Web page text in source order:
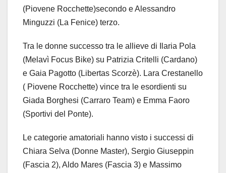
(Piovene Rocchette)secondo e Alessandro
Minguzzi (La Fenice) terzo.
Tra le donne successo tra le allieve di Ilaria Pola
(Melavì Focus Bike) su Patrizia Critelli (Cardano)
e Gaia Pagotto (Libertas Scorzè). Lara Crestanello
( Piovene Rocchette) vince tra le esordienti su
Giada Borghesi (Carraro Team) e Emma Faoro
(Sportivi del Ponte).
Le categorie amatoriali hanno visto i successi di
Chiara Selva (Donne Master), Sergio Giuseppin
(Fascia 2), Aldo Mares (Fascia 3) e Massimo